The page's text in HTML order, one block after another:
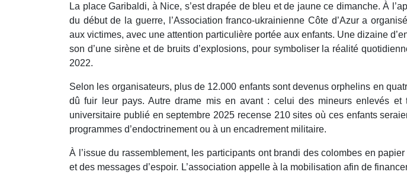
La place Garibaldi, à Nice, s’est drapée de bleu et de jaune ce dimanche. À
du début de la guerre, l’Association franco-ukrainienne Côte d’Azur a
aux victimes, avec une attention particulière portée aux enfants. Une dizaine
son d’une sirène et de bruits d’explosions, pour symboliser la réalité
2022.
Selon les organisateurs, plus de 12.000 enfants sont devenus orphelins en
dû fuir leur pays. Autre drame mis en avant : celui des mineurs enlevés et
universitaire publié en septembre 2025 recense 210 sites où ces enfants
programmes d’endoctrinement ou à un encadrement militaire.
À l’issue du rassemblement, les participants ont brandi des colombes en
et des messages d’espoir. L’association appelle à la mobilisation afin de